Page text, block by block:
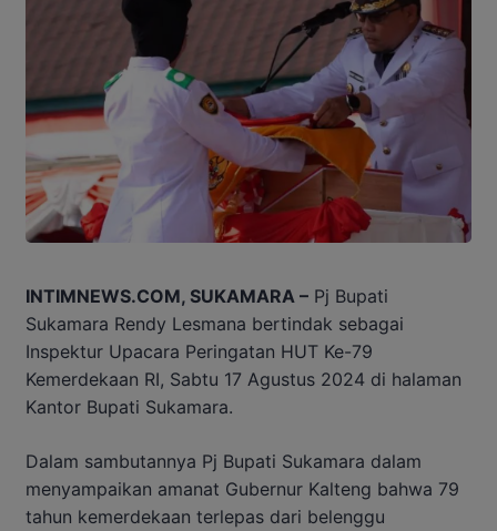
INTIMNEWS.COM, SUKAMARA – Pj Bupati
Sukamara Rendy Lesmana bertindak sebagai
Inspektur Upacara Peringatan HUT Ke-79
Kemerdekaan RI, Sabtu 17 Agustus 2024 di halaman
Kantor Bupati Sukamara.
Dalam sambutannya Pj Bupati Sukamara dalam
menyampaikan amanat Gubernur Kalteng bahwa 79
tahun kemerdekaan terlepas dari belenggu